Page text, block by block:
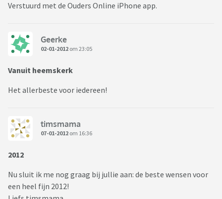
Verstuurd met de Ouders Online iPhone app.
Geerke
02-01-2012 om 23:05
Vanuit heemskerk
Het allerbeste voor iedereen!
timsmama
07-01-2012 om 16:36
2012
Nu sluit ik me nog graag bij jullie aan: de beste wensen voor
een heel fijn 2012!